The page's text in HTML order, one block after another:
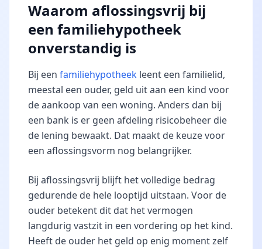
Waarom aflossingsvrij bij
een familiehypotheek
onverstandig is
Bij een familiehypotheek leent een familielid,
meestal een ouder, geld uit aan een kind voor
de aankoop van een woning. Anders dan bij
een bank is er geen afdeling risicobeheer die
de lening bewaakt. Dat maakt de keuze voor
een aflossingsvorm nog belangrijker.
Bij aflossingsvrij blijft het volledige bedrag
gedurende de hele looptijd uitstaan. Voor de
ouder betekent dit dat het vermogen
langdurig vastzit in een vordering op het kind.
Heeft de ouder het geld op enig moment zelf